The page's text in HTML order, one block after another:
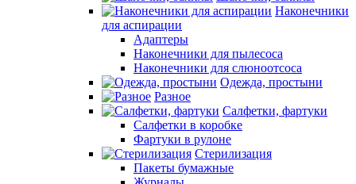
Наконечники
для аспирации
Адаптеры
Наконечники для пылесоса
Наконечники для слюноотсоса
Одежда, простыни
Разное
Салфетки, фартуки
Салфетки в коробке
Фартуки в рулоне
Стерилизация
Пакеты бумажные